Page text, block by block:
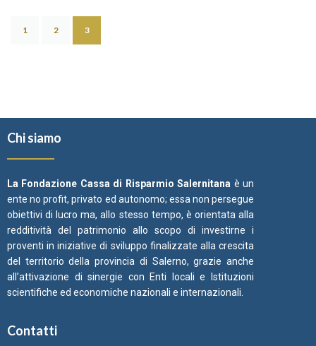
1 2 3
Chi siamo
La Fondazione Cassa di Risparmio Salernitana è un
ente no profit, privato ed autonomo; essa non persegue
obiettivi di lucro ma, allo stesso tempo, è orientata alla
redditività del patrimonio allo scopo di investirne i
proventi in iniziative di sviluppo finalizzate alla crescita
del territorio della provincia di Salerno, grazie anche
all’attivazione di sinergie con Enti locali e Istituzioni
scientifiche ed economiche nazionali e internazionali.
Contatti